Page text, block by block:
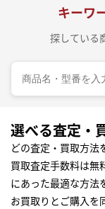
キーワ
探している
選べる査定・
どの査定・買取方法
買取査定手数料は無
にあった最適な方法
お買取りとご購入を